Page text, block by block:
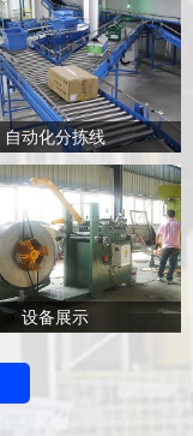
自动化分拣线
设备展示